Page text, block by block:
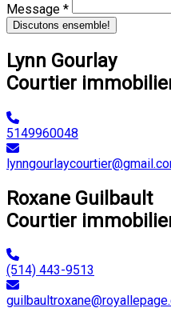
Message *
Discutons ensemble!
Lynn Gourlay
Courtier
5149960048
Roxane Guilbault
Courtier
(514) 443-9513